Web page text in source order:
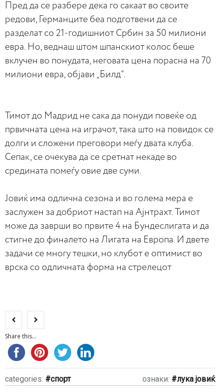
Пред да се разбере дека го сакаат во своите
редови, Германците беа подготвени да се
разделат со 21-годишниот Србин за 50 милиони
евра. Но, веднаш штом шпанскиот колос беше
вклучен во понудата, неговата цена порасна на 70
милиони евра, објави „Билд“.
Тимот до Мадрид не сака да понуди повеќе од
првичната цена на играчот, така што на повидок се
долги и сложени преговори меѓу двата клуба.
Сепак, се очекува да се сретнат некаде во
средината помеѓу овие две суми.
Јовиќ има одлична сезона и во голема мера е
заслужен за добриот настап на Ајнтрахт. Тимот
може да заврши во првите 4 на Бундеслигата и да
стигне до финалето на Лигата на Европа. И двете
задачи се многу тешки, но клубот е оптимист во
врска со одличната форма на стрелецот
Share this...
categories: спорт ознаки: лука јовиќ